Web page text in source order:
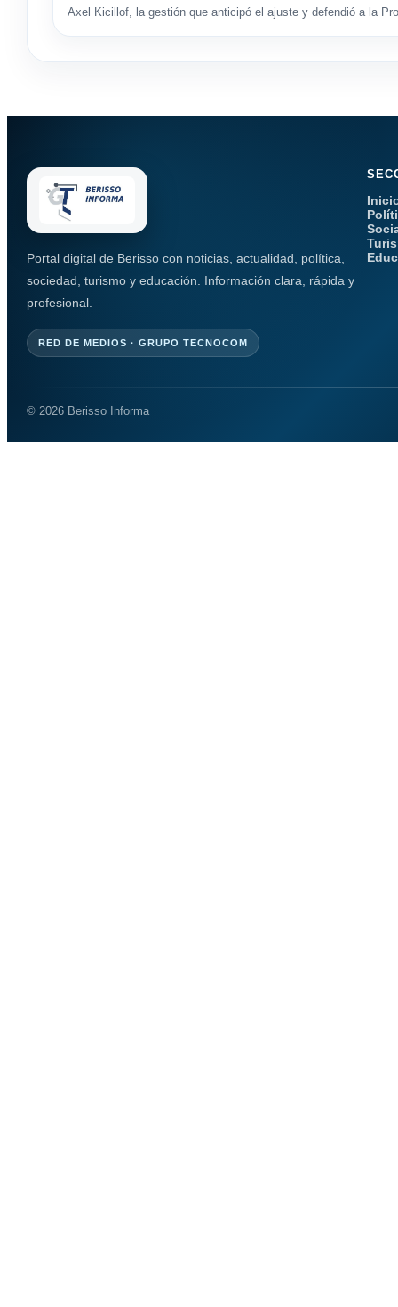
Axel Kicillof, la gestión que anticipó el ajuste y defendió a la
Portal digital de Berisso con noticias, actualidad, política,
sociedad, turismo y educación. Información clara, rápida y
profesional.
RED DE MEDIOS · GRUPO TECNOCOM
© 2026 Berisso Informa